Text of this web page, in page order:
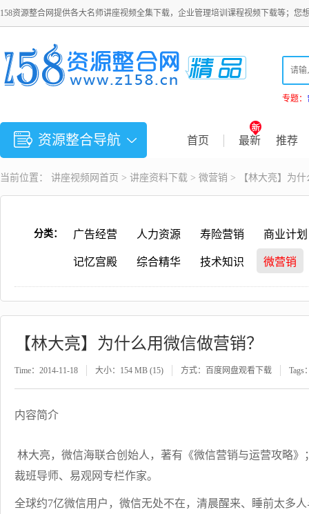
158资源整合网提供各大名师讲座视频全集下载，企业管理培训课程视频下载等；您
专题：
资源整合导航 首页 最新 推荐
当前位置： 讲座视频 网首页 > 讲座资料下载 > 微营销 > 【林大亮】为
分类： 广告经营 人力资源 寿险营销 商业计划
记忆宫殿 综合精华 技术知识 微营销
【林大亮】为什么用微信做营销？
Time：2014-11-18 大小：154 MB (15) 方式：百度网盘观看下载 Tags
内容简介
林大亮，微信海联合创始人，著有《微信营销与运营攻略
裁班导师、易观网专栏作家。
全球约7亿微信用户，微信无处不在，清晨醒来、睡前太多